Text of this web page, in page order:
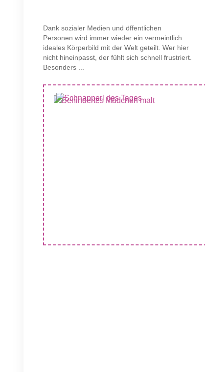
Dank sozialer Medien und öffentlichen
Personen wird immer wieder ein vermeintlich
ideales Körperbild mit der Welt geteilt. Wer hier
nicht hineinpasst, der fühlt sich schnell frustriert.
Besonders ...